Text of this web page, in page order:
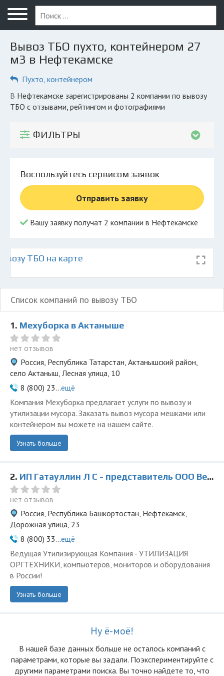
Меню
Главная
Вопрос юристу
Компании
Экоблог
© 2026 Все права защищены
Вывоз ТБО пухто, контейнером 27
м3 в Нефтекамске
Пухто, контейнером
в Нефтекамске зарегистрированы 2 компании по вывозу
ТБО с отзывами, рейтингом и фотографиями
ФИЛЬТРЫ
Воспользуйтесь сервисом заявок
Отправить заявку
Вашу заявку получат 2 компании в Нефтекамске
ТБО на карте
Список компаний по вывозу ТБО
1. Мехуборка в Актаныше
нет отзывов
Россия, Республика Татарстан, Актанышский район,
село Актаныш, Лесная улица, 10
8 (800) 23...ещё
Компания Мехуборка предлагает услуги по вывозу и
утилизации мусора. Заказать вывоз мусора мешками или
контейнером вы можете на нашем сайте.
Узнать больше
2. ИП Гатауллин Л С - представитель ООО Ведущая Утилизирующая Компания
нет отзывов
Россия, Республика Башкортостан, Нефтекамск,
Дорожная улица, 23
8 (800) 33...ещё
Ведущая Утилизирующая Компания - УТИЛИЗАЦИЯ
ОРГТЕХНИКИ, компьютеров, мониторов и оборудования
в России!
Узнать больше
Ну ё-моё!
В нашей базе данных больше не осталоcь компаний с
параметрами, которые вы задали. Поэкспериментируйте с
другими параметрами поиска. Вы точно найдете то, что